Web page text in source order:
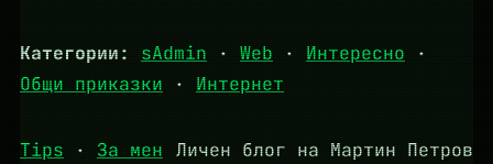
Категории: sAdmin · Web · Интересно ·
Общи приказки · Интернет
Tips · За мен Личен блог на Мартин Петров